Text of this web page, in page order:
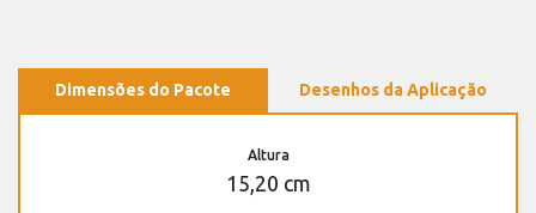
Dimensões do Pacote Desenhos da Aplicação
Altura
15,20 cm